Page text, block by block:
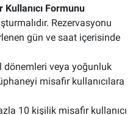
Kullanıcı Formunu
Rezervasyonu
gün ve saat içerisinde
dönemleri veya yoğunluk
misafir kullanıcılara
10 kişilik misafir kullanıcı